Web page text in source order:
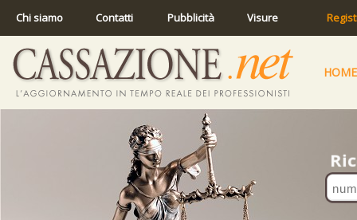
Chi siamo Contatti Pubblicità Visure
HOME